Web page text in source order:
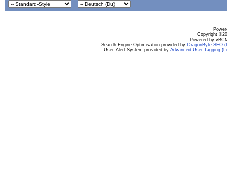
Copyright
Powered by
Search Engine Optimisation provided by DragonByte SEO
User Alert System provided by Advanced User Tagging